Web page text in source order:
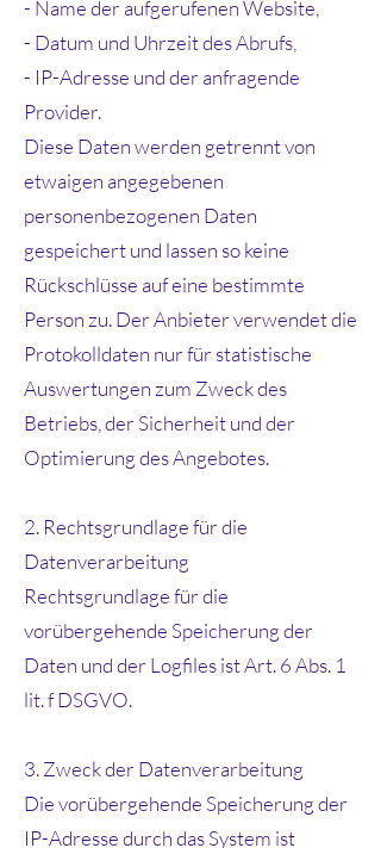
- Name der aufgerufenen Website,
- Datum und Uhrzeit des Abrufs,
- IP-Adresse und der anfragende
Provider.
Diese Daten werden getrennt von
etwaigen angegebenen
personenbezogenen Daten
gespeichert und lassen so keine
Rückschlüsse auf eine bestimmte
Person zu. Der Anbieter verwendet die
Protokolldaten nur für statistische
Auswertungen zum Zweck des
Betriebs, der Sicherheit und der
Optimierung des Angebotes.
2. Rechtsgrundlage für die
Datenverarbeitung
Rechtsgrundlage für die
vorübergehende Speicherung der
Daten und der Logfiles ist Art. 6 Abs. 1
lit. f DSGVO.
3. Zweck der Datenverarbeitung
Die vorübergehende Speicherung der
IP-Adresse durch das System ist